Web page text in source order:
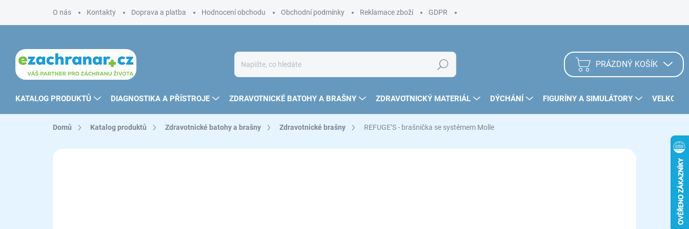
obsah
O nás Kontakty Doprava a platba Hodnocení obchodu Obchodní podmínky Reklamace zboží GDPR
Hledat
NÁKUPNÍ
KOŠÍK
PRÁZDNÝ KOŠÍK
KATALOG PRODUKTŮ DIAGNOSTIKA A PŘÍSTROJE ZDRAVOTNICKÉ BATOHY A BRAŠNY ZDRAVOTNICKÝ MATERIÁL DÝCHÁNÍ FIGURÍNY A SIMULÁTORY
Domů Katalog produktů Zdravotnické batohy a brašny Zdravotnické brašny REFUGE’S - brašnička se systémem Molle
ZNAČKA: